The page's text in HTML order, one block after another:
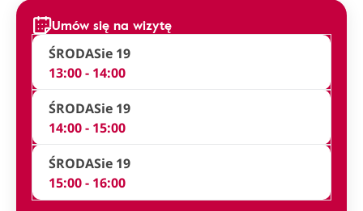
Umów się na wizytę
ŚRODASie 19
13:00 - 14:00
ŚRODASie 19
14:00 - 15:00
ŚRODASie 19
15:00 - 16:00